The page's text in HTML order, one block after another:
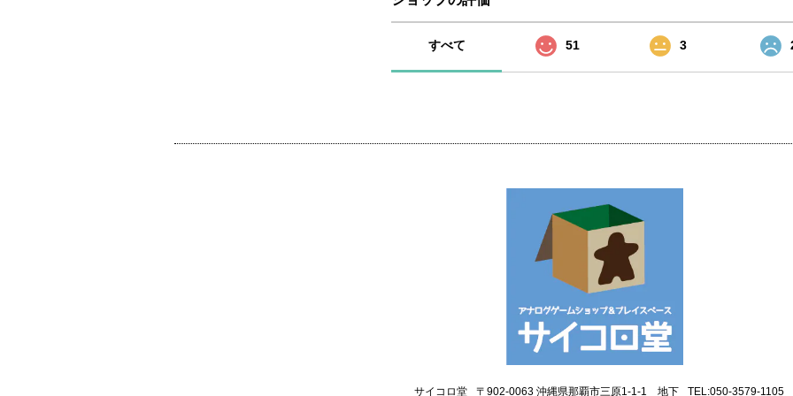
すべて 51 3
サイコロ堂 〒902-0063 沖縄県那覇市三原1-1-1 地下 TEL:050-3579-1105